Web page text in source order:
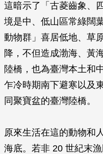
這暗示了「古菱齒象、
境是中、低山區常綠闊
動物群」喜居低地、草
降，不但造成渤海、黃
陸橋，也為臺灣本土和
乍冷時期南下避寒以及
同聚寶盆的臺灣陸橋。
原來生活在這的動物和
海底。若非 20 世紀末